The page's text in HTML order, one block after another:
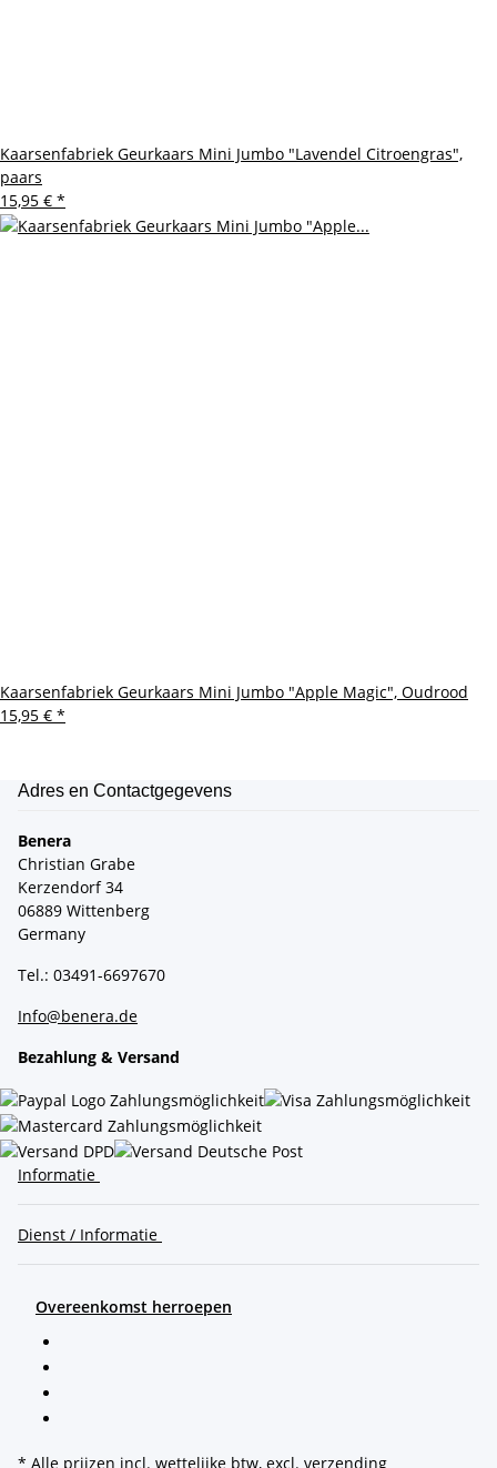
Kaarsenfabriek Geurkaars Mini Jumbo "Lavendel Citroengras",
paars
15,95 € *
Kaarsenfabriek Geurkaars Mini Jumbo "Apple Magic", Oudrood
15,95 € *
Adres en Contactgegevens
Benera
Christian Grabe
Kerzendorf 34
06889 Wittenberg
Germany
Tel.: 03491-6697670
Info@benera.de
Bezahlung & Versand
Informatie
Dienst / Informatie
Overeenkomst herroepen
* Alle prijzen incl. wettelijke btw, excl. verzending